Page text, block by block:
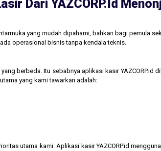
Dari YAZCORP.id
yang mudah dipahami, bahkan bagi pemula
operasional bisnis tanpa kendala teknis.
berbeda. Itu sebabnya aplikasi kasir
yang kami tawarkan adalah:
utama kami. Aplikasi kasir YAZCORP.id